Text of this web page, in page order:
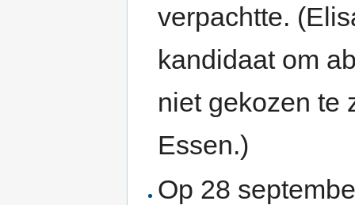
verpachtte.
kandidaat om
niet gekozen te
Essen.)
Op 28